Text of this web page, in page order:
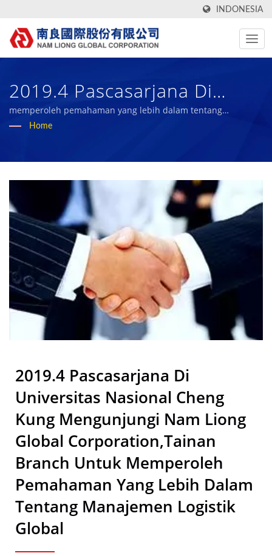
INDONESIA
2019.4 Pascasarjana Di
Universitas Nasional Cheng
Liong Global
Corporation,Tainan Branch
Untuk Mendapatkan
Pemahaman Yang Lebih
Dalam Tentang Manajemen
Logistik Global | Lebih Dari
50 Tahun Produsen Kain
Teknis Berkinerja Tinggi Dan
Liong
memperoleh pemahaman yang lebih dalam tentang
Manajemen Logistik Global
Home
2019.4 Pascasarjana Di
Universitas Nasional Cheng
Kung Mengunjungi Nam Liong
Global Corporation,Tainan
Branch Untuk Memperoleh
Pemahaman Yang Lebih Dalam
Tentang Manajemen Logistik
Global